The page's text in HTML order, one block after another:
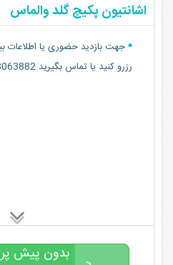
اشانتیون پکیچ گلد والماس
جهت بازدید حضوری یا اطلاعات
رزرو کنید یا تماس بگیرید 09153063882
بدون پیش